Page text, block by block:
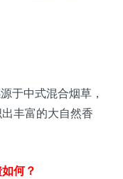
于中式混合烟草，
丰富的大自然香
何？